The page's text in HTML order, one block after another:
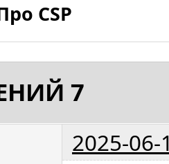
CSP
7
2025-06-